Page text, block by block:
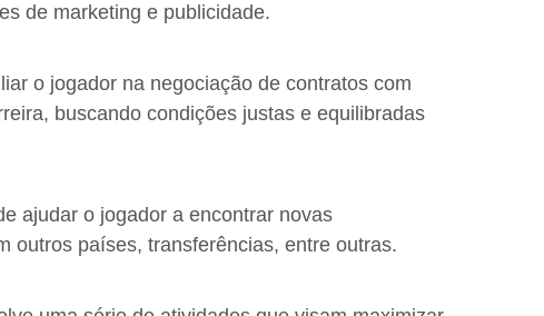
de marketing e publicidade.
o jogador na negociação de contratos com
buscando condições justas e equilibradas
ajudar o jogador a encontrar novas
outros países, transferências, entre outras.